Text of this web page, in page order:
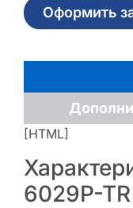
Оформить
[HTML]
6029P-TR